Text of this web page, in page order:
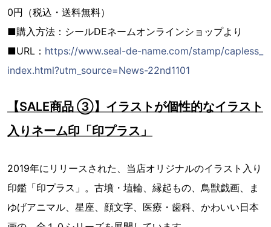
0円（税込・送料無料）
■購入方法：シールDEネームオンラインショップより
■URL： https://www.seal-de-name.com/stamp/capless_
index.html?utm_source=News-22nd1101
【SALE商品 ③】イラストが個性的なイラスト
入りネーム印「印プラス」
2019年にリリースされた、当店オリジナルのイラスト入り
印鑑「印プラス」。古墳・埴輪、縁起もの、鳥獣戯画、ま
ゆげアニマル、星座、顔文字、医療・歯科、かわいい日本